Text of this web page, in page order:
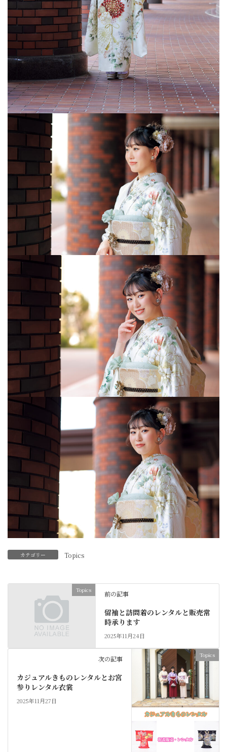
カテゴリー Topics
Topics 前の記事
留袖と訪問着のレンタルと販売常
時承ります
2025年11月24日
Topics
次の記事
カジュアルきものレンタルとお宮
参りレンタル衣裳
2025年11月27日